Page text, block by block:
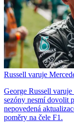
Russell varuje
George Russell
sezóny nesmí dovolit
nepovedená
poměry na čele F1.